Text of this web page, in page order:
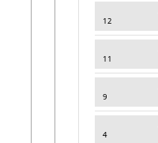
12
11
9
4